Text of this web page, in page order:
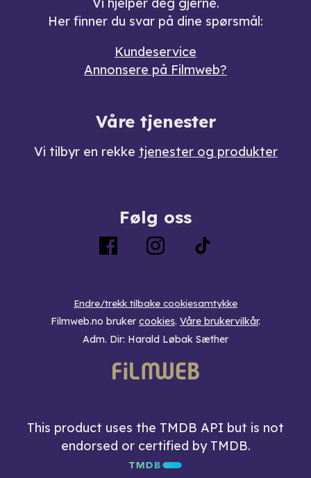
Her finner du svar på dine spørsmål:
Kundeservice
Annonsere på Filmweb?
Våre tjenester
Vi tilbyr en rekke tjenester og produkter
Følg oss
Endre/trekk tilbake cookiesamtykke
Filmweb.no bruker cookies. Våre brukervilkår.
Adm. Dir: Harald Løbak Sæther
This product uses the TMDB API but is not
endorsed or certified by TMDB.